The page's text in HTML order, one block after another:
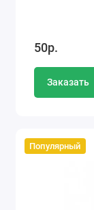
50р.
Заказать
Популярный